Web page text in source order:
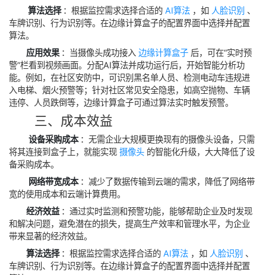
算法选择‌：根据监控需求选择合适的AI算法，如人脸识别、
车牌识别、行为识别等。在边缘计算盒子的配置界面中选择并配置
算法。
应用效果‌：当摄像头成功接入边缘计算盒子后，可在“实时预
警”栏看到视频画面。分配AI算法并成功运行后，开始智能分析功
能。例如，在社区安防中，可识别黑名单人员、检测电动车违规进
入电梯、烟火预警等；针对社区常见安全隐患，如高空抛物、车辆
违停、人员跌倒等，边缘计算盒子可通过算法实时触发预警。
三、成本效益
‌设备采购成本
‌：无需企业大规模更换现有的摄像头设备，只需
将其连接到盒子上，就能实现
备采购成本。
‌网络带宽成本‌：减少了数据传输到云端的需求，降低了网络带
宽的使用成本和云端计算费用。
经济效益‌：通过实时监测和预警功能，能够帮助企业及时发现
和解决问题，避免潜在的损失，提高生产效率和管理水平，为企业
带来显著的经济效益。
算法选择‌：根据监控需求选择合适的AI算法，如人脸识别、